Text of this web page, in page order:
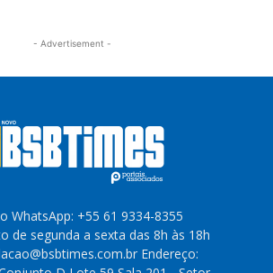
- Advertisement -
WhatsApp: +55 61 9334-8355
de segunda a sexta das 8h às 18h
Endereço: